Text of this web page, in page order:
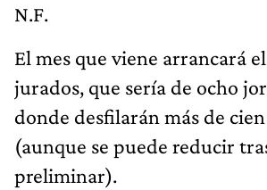
N.F.
El mes que viene arrancará
jurados, que sería de ocho
donde desfilarán más de
(aunque se puede reducir
preliminar).